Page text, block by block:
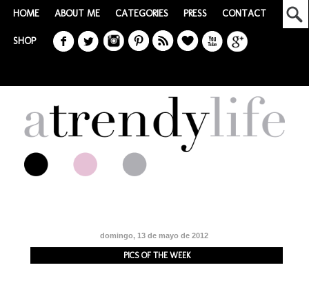
HOME ABOUT ME CATEGORIES PRESS CONTACT
SHOP
domingo, 13 de mayo de 2012
PICS OF THE WEEK